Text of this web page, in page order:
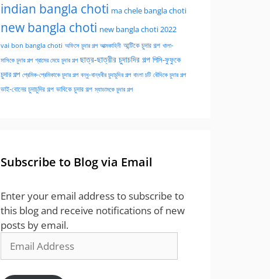
indian bangla choti ma chele bangla choti
new bangla choti new bangla choti 2022
vai bon bangla choti অফিসে চুদার গল্প আত্মকাহিনী আন্টিকে চুদার গল্প খালা-
মাসিকে চুদার গল্প গ্রামের মেয়ে চুদার গল্প ছাত্র-ছাত্রীর চুদাচদির গল্প পিসি-ফুফুকে
চুদার গল্প প্রেমিক-প্রেমিকাকে চুদার গল্প বন্ধু-বান্ধবীর চুদাচুদির গল্প বাংলা চটি বৌদিকে চুদার গল্প
ভাই-বোনের চুদাচুদির গল্প ভাবিকে চুদার গল্প ম্যাডামকে চুদার গল্প
Subscribe to Blog via Email
Enter your email address to subscribe to
this blog and receive notifications of new
posts by email.
Address